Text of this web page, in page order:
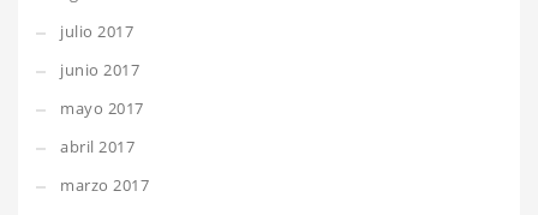
julio 2017
junio 2017
mayo 2017
abril 2017
marzo 2017